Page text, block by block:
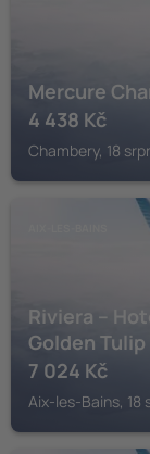
Mercure
4 438 Kč
Chambery, 18
Riviera –
Golden Tulip
7 024 Kč
Aix-les-Bains, 18